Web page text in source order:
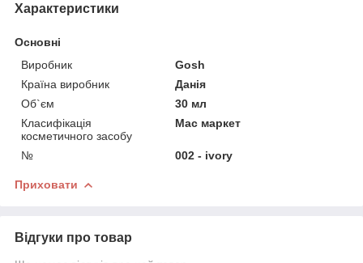
Характеристики
Основні
Виробник
Gosh
Країна виробник
Данія
Об`єм
30 мл
Класифікація
косметичного засобу
Мас маркет
№ 002 - ivory
Приховати
Відгуки про товар